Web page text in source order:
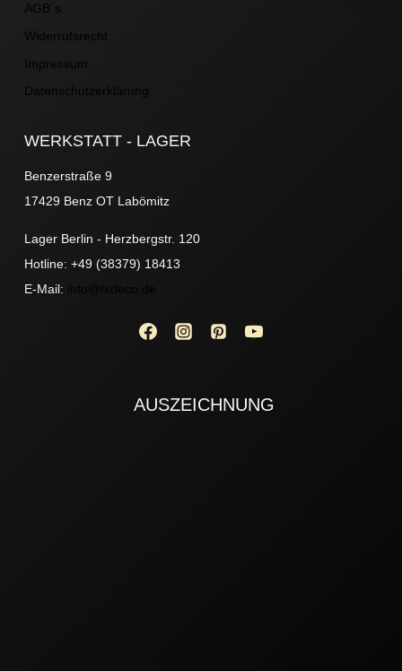
AGB´s
Widerrufsrecht
Impressum
Datenschutzerklärung
WERKSTATT - LAGER
Benzerstraße 9
17429 Benz OT Labömitz
Lager Berlin - Herzbergstr. 120
Hotline: +49 (38379) 18413
E-Mail:
AUSZEICHNUNG